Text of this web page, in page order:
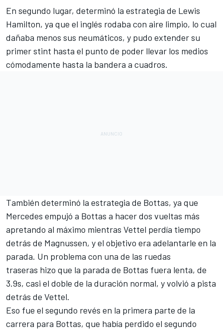
En segundo lugar, determinó la estrategia de Lewis
Hamilton, ya que el inglés rodaba con aire limpio, lo cual
dañaba menos sus neumáticos, y pudo extender su
primer stint hasta el punto de poder llevar los medios
cómodamente hasta la bandera a cuadros.
También determinó la estrategia de Bottas, ya que
Mercedes empujó a Bottas a hacer dos vueltas más
apretando al máximo mientras Vettel perdía tiempo
detrás de Magnussen, y el objetivo era adelantarle en la
parada. Un problema con una de las ruedas
traseras hizo que la parada de Bottas fuera lenta, de
3.9s, casi el doble de la duración normal, y volvió a pista
detrás de Vettel.
Eso fue el segundo revés en la primera parte de la
carrera para Bottas, que había perdido el segundo